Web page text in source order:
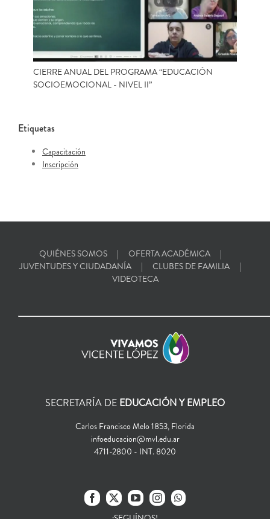
CIERRE ANUAL DEL PROGRAMA “EDUCACIÓN
SOCIOEMOCIONAL - NIVEL II”
Etiquetas
Capacitación
Inscripción
QUIÉNES SOMOS
OFERTA ACADÉMICA
JUVENTUDES Y CIUDADANÍA
CLUBES DE FAMILIA
VIDEOTECA
SECRETARÍA DE EDUCACIÓN Y EMPLEO
Carlos Francisco Melo 1853, Florida
infoeducacion@mvl.edu.ar
4711-2800 - INT. 8020